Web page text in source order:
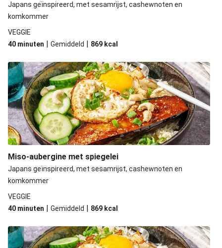
Japans geïnspireerd, met sesamrijst, cashewnoten en
komkommer
VEGGIE
40 minuten | Gemiddeld | 869 kcal
Miso-aubergine met spiegelei
Japans geïnspireerd, met sesamrijst, cashewnoten en
komkommer
VEGGIE
40 minuten | Gemiddeld | 869 kcal